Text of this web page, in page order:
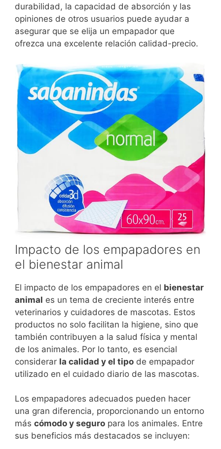
durabilidad, la capacidad de absorción y las
opiniones de otros usuarios puede ayudar a
asegurar que se elija un empapador que
ofrezca una excelente relación calidad-precio.
Impacto de los empapadores en
el bienestar animal
El impacto de los empapadores en el bienestar
animal es un tema de creciente interés entre
veterinarios y cuidadores de mascotas. Estos
productos no solo facilitan la higiene, sino que
también contribuyen a la salud física y mental
de los animales. Por lo tanto, es esencial
considerar la calidad y el tipo de empapador
utilizado en el cuidado diario de las mascotas.
Los empapadores adecuados pueden hacer
una gran diferencia, proporcionando un entorno
más cómodo y seguro para los animales. Entre
sus beneficios más destacados se incluyen: